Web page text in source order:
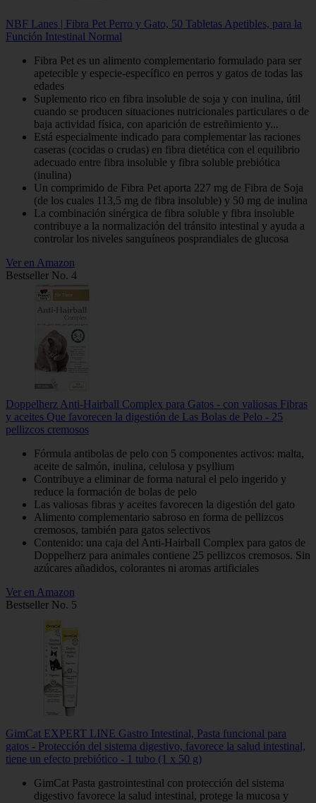
NBF Lanes | Fibra Pet Perro y Gato, 50 Tabletas Apetibles, para la
Función Intestinal Normal
Fibra Pet es un alimento complementario formulado para ser
apetecible y especie-específico en perros y gatos de todas las
edades
Suplemento rico en fibra insoluble de soja y con inulina, útil
cuando se producen situaciones nutricionales particulares o de
baja actividad física, con aparición de estreñimiento y...
Está especialmente indicado para complementar las raciones
caseras (cocidas o crudas) en fibra dietética con el equilibrio
adecuado entre fibra insoluble y fibra soluble prebiótica
(inulina)
Un comprimido de Fibra Pet aporta 227 mg de Fibra de Soja
(de los cuales 113,5 mg de fibra insoluble) y 50 mg de inulina
La combinación sinérgica de fibra soluble y fibra insoluble
contribuye a la normalización del tránsito intestinal y ayuda a
controlar los niveles sanguíneos posprandiales de glucosa
Ver en Amazon
Bestseller No. 4
Doppelherz Anti-Hairball Complex para Gatos - con valiosas Fibras
y aceites Que favorecen la digestión de Las Bolas de Pelo - 25
pellizcos cremosos
Fórmula antibolas de pelo con 5 componentes activos: malta,
aceite de salmón, inulina, celulosa y psyllium
Contribuye a eliminar de forma natural el pelo ingerido y
reduce la formación de bolas de pelo
Las valiosas fibras y aceites favorecen la digestión del gato
Alimento complementario sabroso en forma de pellizcos
cremosos, también para gatos selectivos
Contenido: una caja del Anti-Hairball Complex para gatos de
Doppelherz para animales contiene 25 pellizcos cremosos. Sin
azúcares añadidos, colorantes ni aromas artificiales
Ver en Amazon
Bestseller No. 5
GimCat EXPERT LINE Gastro Intestinal, Pasta funcional para
gatos - Protección del sistema digestivo, favorece la salud intestinal,
tiene un efecto prebiótico - 1 tubo (1 x 50 g)
GimCat Pasta gastrointestinal con protección del sistema
digestivo favorece la salud intestinal, protege la mucosa y